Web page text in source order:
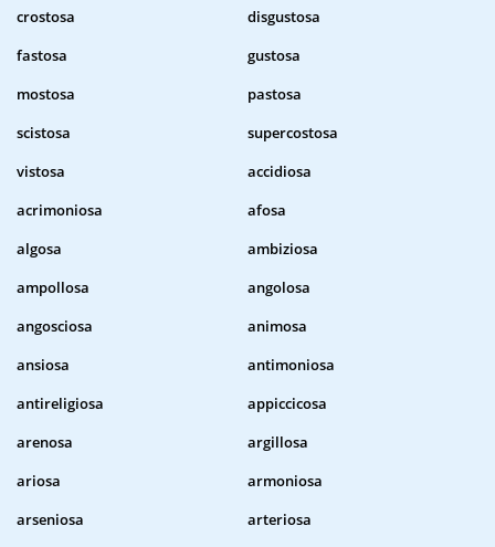
crostosa
disgustosa
fastosa
gustosa
mostosa
pastosa
scistosa
supercostosa
vistosa
accidiosa
acrimoniosa
afosa
algosa
ambiziosa
ampollosa
angolosa
angosciosa
animosa
ansiosa
antimoniosa
antireligiosa
appiccicosa
arenosa
argillosa
ariosa
armoniosa
arseniosa
arteriosa